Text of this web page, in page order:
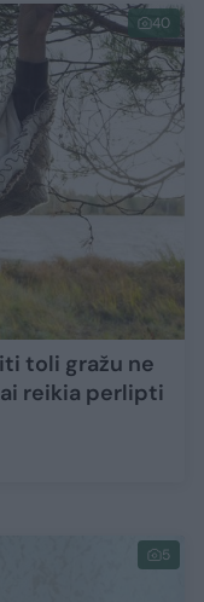
40
toli gražu ne
reikia perlipti
5